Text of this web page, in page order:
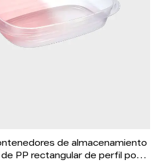
de almacenamiento
PP rectangular de perfil poco